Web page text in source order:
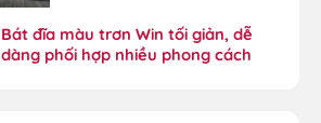
Bát đĩa màu trơn Win tối giản, dễ
dàng phối hợp nhiều phong cách